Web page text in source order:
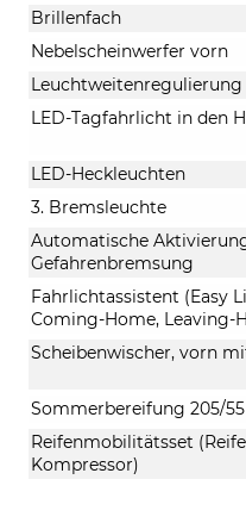
Brillenfach
Nebelscheinwerfer vorn
Leuchtweitenregulierung
LED-Tagfahrlicht in den
LED-Heckleuchten
3. Bremsleuchte
Automatische
Gefahrenbremsung
Fahrlichtassistent (Easy
Coming-Home, Leaving-
Scheibenwischer, vorn
Sommerbereifung 205/55
Reifenmobilitätsset
Kompressor)